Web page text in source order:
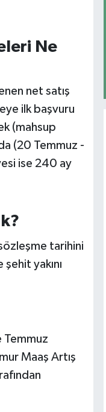
Ne
net satış
ilk başvuru
(mahsup
(20 Temmuz -
ise 240 ay
tarihini
yakını
Temmuz
Maaş Artış